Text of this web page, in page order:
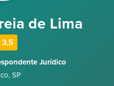
de Lima
3,5
Jurídico
, SP